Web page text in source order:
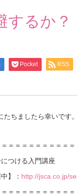
するか？
Pocket RSS
ちましたら幸いです。
＝＝＝＝＝＝＝＝＝
つける入門講座
】： http://jsca.co.jp/
＝＝＝＝＝＝＝＝＝